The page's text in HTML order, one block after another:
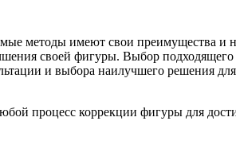
методы имеют свои преимущества и
своей фигуры. Выбор
и выбора наилучшего решения
процесс коррекции фигуры для